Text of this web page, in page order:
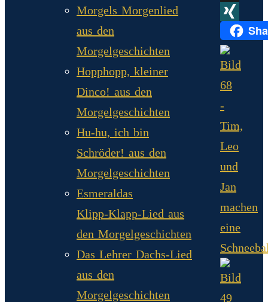
X
XING
Morgels Morgenlied
aus den
Morgelgeschichten
Hopphopp, kleiner
Dinco! aus den
Morgelgeschichten
Hu-hu, ich bin
Schröder! aus den
Morgelgeschichten
Esmeraldas
Klipp‑Klapp‑Lied aus
den Morgelgeschichten
Das Lehrer Dachs-Lied
aus den
Morgelgeschichten